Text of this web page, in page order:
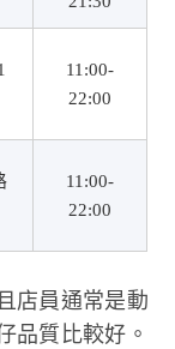
11:00-
22:00
11:00-
22:00
店員通常是動
品質比較好。